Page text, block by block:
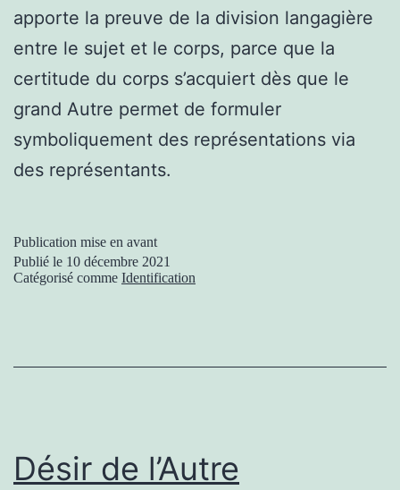
apporte la preuve de la division langagière
entre le sujet et le corps, parce que la
certitude du corps s’acquiert dès que le
grand Autre permet de formuler
symboliquement des représentations via
des représentants.
Publication mise en avant
Publié le 10 décembre 2021
Catégorisé comme Identification
Désir de l’Autre